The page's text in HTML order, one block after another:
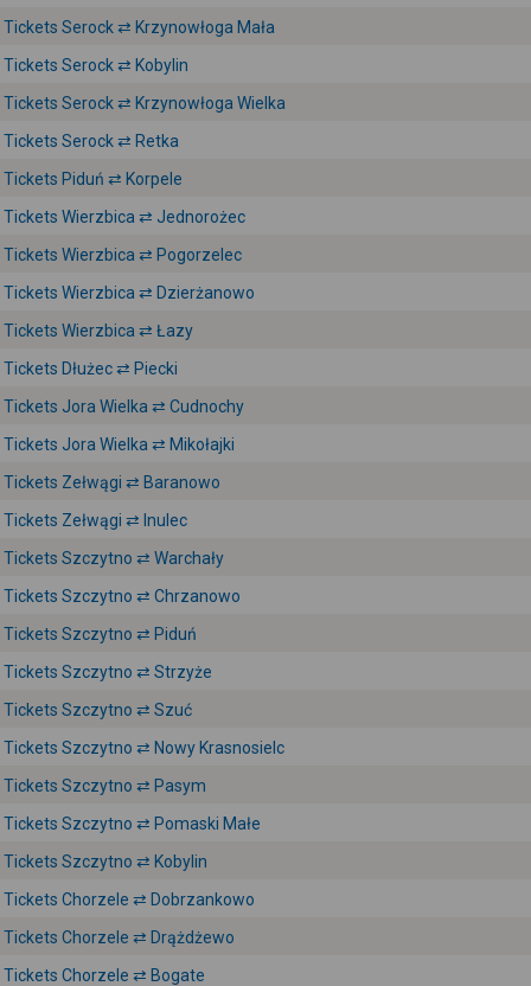
Tickets Serock ⇄ Krzynowłoga Mała
Tickets Serock ⇄ Kobylin
Tickets Serock ⇄ Krzynowłoga Wielka
Tickets Serock ⇄ Retka
Tickets Piduń ⇄ Korpele
Tickets Wierzbica ⇄ Jednorożec
Tickets Wierzbica ⇄ Pogorzelec
Tickets Wierzbica ⇄ Dzierżanowo
Tickets Wierzbica ⇄ Łazy
Tickets Dłużec ⇄ Piecki
Tickets Jora Wielka ⇄ Cudnochy
Tickets Jora Wielka ⇄ Mikołajki
Tickets Zełwągi ⇄ Baranowo
Tickets Zełwągi ⇄ Inulec
Tickets Szczytno ⇄ Warchały
Tickets Szczytno ⇄ Chrzanowo
Tickets Szczytno ⇄ Piduń
Tickets Szczytno ⇄ Strzyże
Tickets Szczytno ⇄ Szuć
Tickets Szczytno ⇄ Nowy Krasnosielc
Tickets Szczytno ⇄ Pasym
Tickets Szczytno ⇄ Pomaski Małe
Tickets Szczytno ⇄ Kobylin
Tickets Chorzele ⇄ Dobrzankowo
Tickets Chorzele ⇄ Drążdżewo
Tickets Chorzele ⇄ Bogate